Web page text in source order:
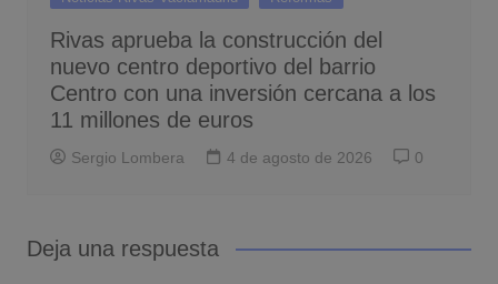
Rivas aprueba la construcción del
nuevo centro deportivo del barrio
Centro con una inversión cercana a los
11 millones de euros
Sergio Lombera 4 de agosto de 2026 0
Deja una respuesta